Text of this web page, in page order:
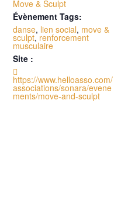
Move & Sculpt
Évènement Tags:
danse, lien social, move &
sculpt, renforcement
musculaire
Site :

https://www.helloasso.com/
associations/sonara/evene
ments/move-and-sculpt